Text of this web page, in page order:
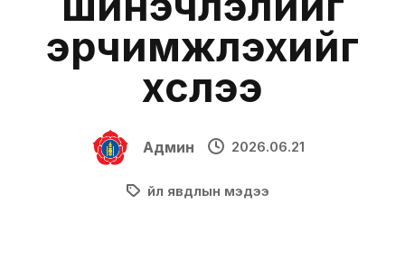
эрчимжүүлэхийг
хүслээ
Админ 2026.06.21
Үйл явдлын мэдээ